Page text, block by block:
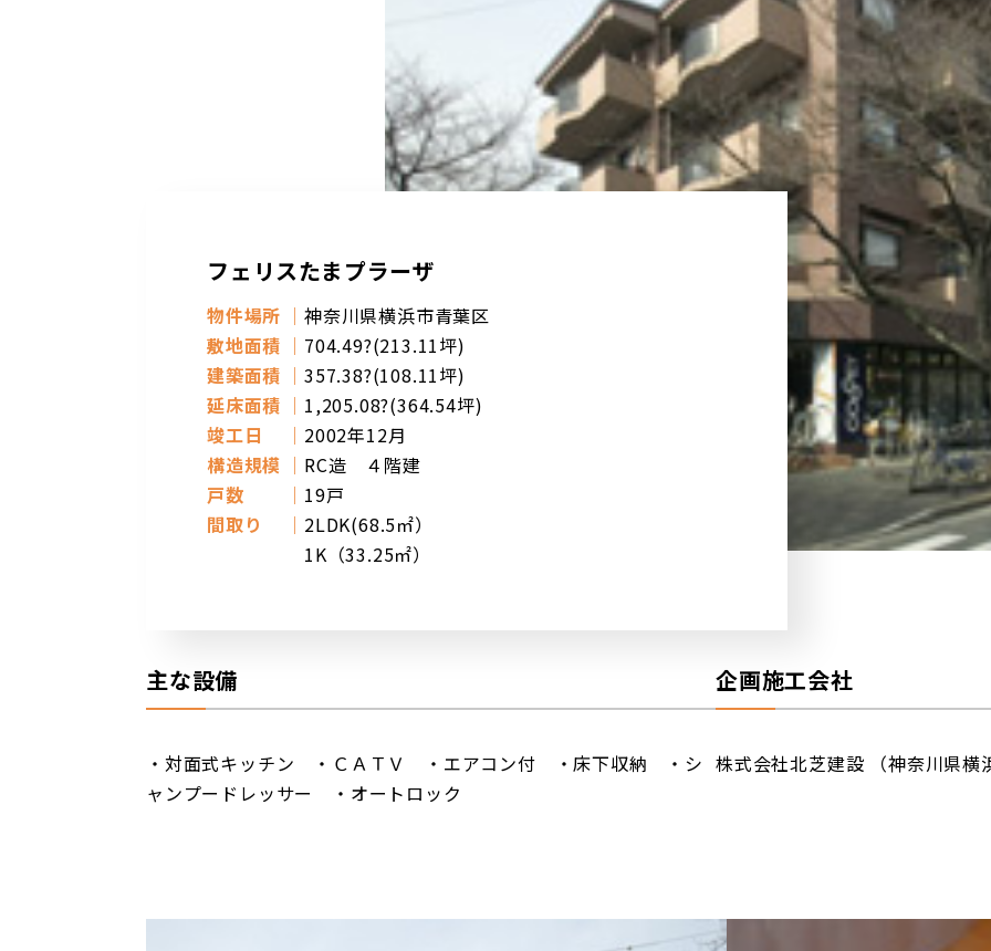
フェリスたまプラーザ
物件場所
神奈川県横浜市青葉区
敷地面積
704.49?(213.11坪)
建築面積
357.38?(108.11坪)
延床面積
1,205.08?(364.54坪)
竣工日
2002年12月
構造規模
RC造 ４階建
戸数
19戸
間取り
2LDK(68.5㎡）
1K（33.25㎡）
主な設備
・対面式キッチン ・ＣＡＴＶ ・エアコン付 ・床下収納 ・シ
ャンプードレッサー ・オートロック
企画施工会社
株式会社北芝建設 （神奈川県横